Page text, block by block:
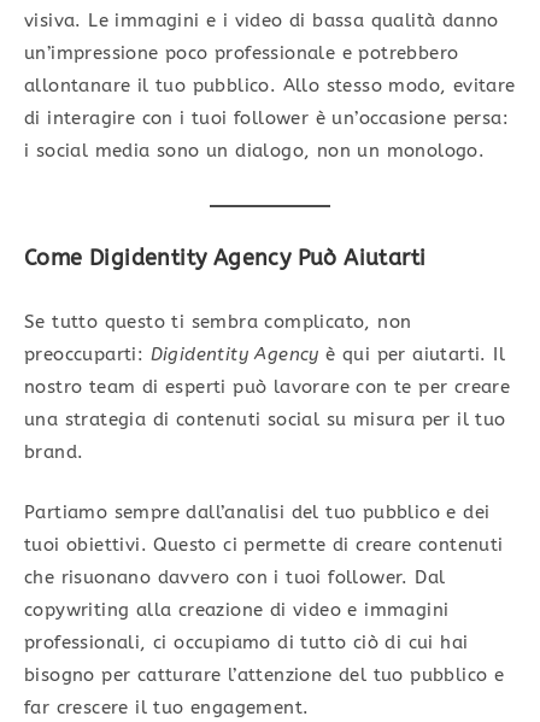
visiva. Le immagini e i video di bassa qualità danno
un’impressione poco professionale e potrebbero
allontanare il tuo pubblico. Allo stesso modo, evitare
di interagire con i tuoi follower è un’occasione persa:
i social media sono un dialogo, non un monologo.
Come Digidentity Agency Può Aiutarti
Se tutto questo ti sembra complicato, non
preoccuparti: Digidentity Agency è qui per aiutarti. Il
nostro team di esperti può lavorare con te per creare
una strategia di contenuti social su misura per il tuo
brand.
Partiamo sempre dall’analisi del tuo pubblico e dei
tuoi obiettivi. Questo ci permette di creare contenuti
che risuonano davvero con i tuoi follower. Dal
copywriting alla creazione di video e immagini
professionali, ci occupiamo di tutto ciò di cui hai
bisogno per catturare l’attenzione del tuo pubblico e
far crescere il tuo engagement.